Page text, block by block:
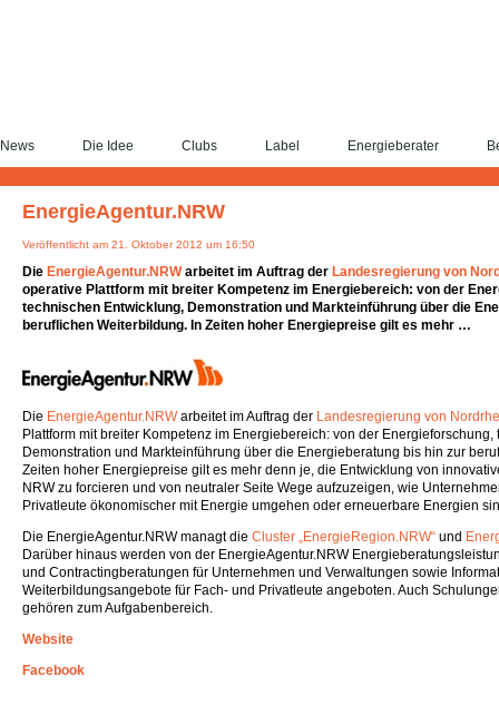
News Die Idee Clubs Label Energieberater
EnergieAgentur.NRW
Veröffentlicht am 21. Oktober 2012 um 16:50
Die EnergieAgentur.NRWarbeitet im Auftrag der Landesregierung von
operative Plattform mit breiter Kompetenz im Energiebereich: von der
technischen Entwicklung, Demonstration und Markteinführung über die
beruflichen Weiterbildung. In Zeiten hoher Energiepreise gilt es mehr …
Die EnergieAgentur.NRWarbeitet im Auftrag der Landesregierung von
Plattform mit breiter Kompetenz im Energiebereich: von der
Demonstration und Markteinführung über die Energieberatung bis hin zur
Zeiten hoher Energiepreise gilt es mehr denn je, die Entwicklung von
NRW zu forcieren und von neutraler Seite Wege aufzuzeigen, wie
Privatleute ökonomischer mit Energie umgehen oder erneuerbare Energien
Die EnergieAgentur.NRW managt die Cluster „EnergieRegion.NRW“ und
Darüber hinaus werden von der EnergieAgentur.NRW
und Contractingberatungen für Unternehmen und Verwaltungen sowie
Weiterbildungsangebote für Fach- und Privatleute angeboten. Auch
gehören zum Aufgabenbereich.
Website
Facebook